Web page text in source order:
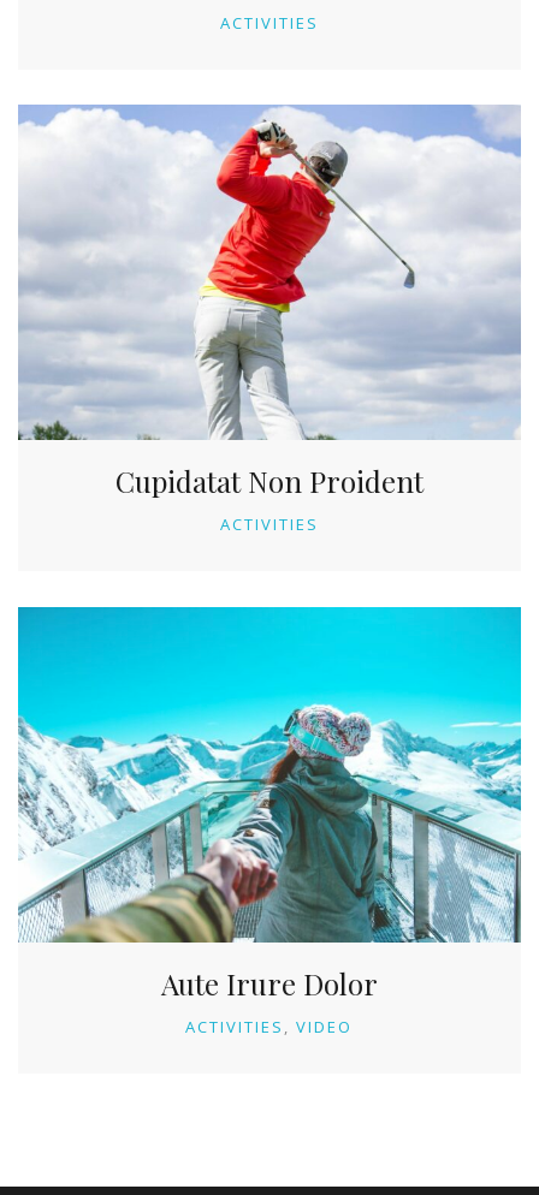
ACTIVITIES
ACTIVITIES
Cupidatat Non Proident
ACTIVITIES VIDEO
Aute Irure Dolor